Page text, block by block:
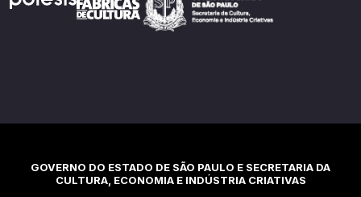
GOVERNO DO ESTADO DE SÃO PAULO E SECRETARIA DA
CULTURA, ECONOMIA E INDÚSTRIA CRIATIVAS